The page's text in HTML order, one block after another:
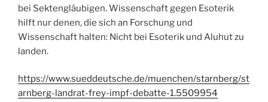
bei Sektengläubigen. Wissenschaft gegen Esoterik
hilft nur denen, die sich an Forschung und
Wissenschaft halten: Nicht bei Esoterik und Aluhut zu
landen.
https://www.sueddeutsche.de/muenchen/starnberg/st
arnberg-landrat-frey-impf-debatte-1.5509954